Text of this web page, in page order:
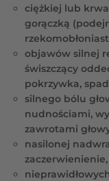
ciężkiej lub
gorączką
objawów silnej
świszczący
pokrzywka,
silnego bólu
nudnościami,
zawrotami
nasilonej